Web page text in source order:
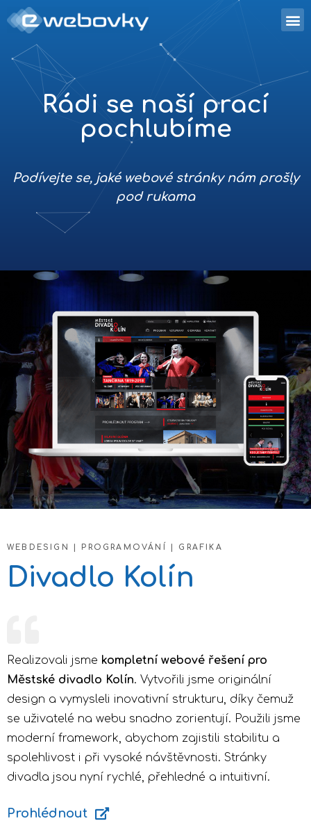
Rádi se naší prací
pochlubíme
Podívejte se, jaké webové stránky nám prošly
pod rukama
WEBDESIGN | PROGRAMOVÁNÍ | GRAFIKA
Divadlo Kolín
Realizovali jsme kompletní webové řešení pro
Městské divadlo Kolín. Vytvořili jsme originální
design a vymysleli inovativní strukturu, díky čemuž
se uživatelé na webu snadno zorientují. Použili jsme
moderní framework, abychom zajistili stabilitu a
spolehlivost i při vysoké návštěvnosti. Stránky
divadla jsou nyní rychlé, přehledné a intuitivní.
Prohlédnout